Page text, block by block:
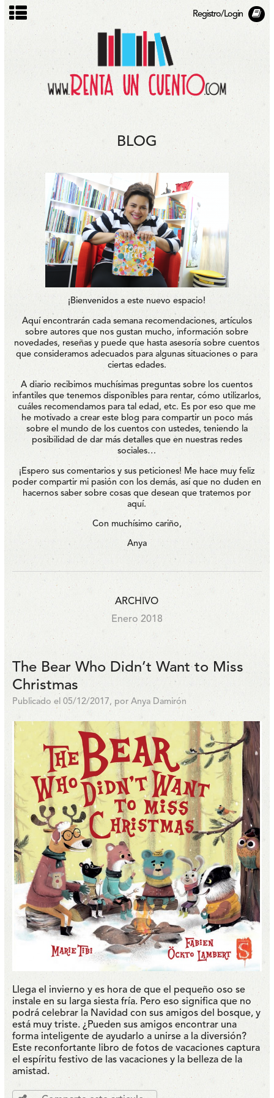
Registro/Login
BLOG
¡Bienvenidos a este nuevo espacio!
Aquí encontrarán cada semana recomendaciones, artículos
sobre autores que nos gustan mucho, información sobre
novedades, reseñas y puede que hasta asesoría sobre cuentos
que consideramos adecuados para algunas situaciones o para
ciertas edades.
A diario recibimos muchísimas preguntas sobre los cuentos
infantiles que tenemos disponibles para rentar, cómo utilizarlos,
cuáles recomendamos para tal edad, etc. Es por eso que me
he motivado a crear este blog para compartir un poco más
sobre el mundo de los cuentos con ustedes, teniendo la
posibilidad de dar más detalles que en nuestras redes
sociales…
¡Espero sus comentarios y sus peticiones! Me hace muy feliz
poder compartir mi pasión con los demás, así que no duden en
hacernos saber sobre cosas que desean que tratemos por
aquí.
Con muchísimo cariño,
Anya
ARCHIVO
Enero 2018
The Bear Who Didn’t Want to Miss
Christmas
Publicado el 05/12/2017, por Anya Damirón
Llega el invierno y es hora de que el pequeño oso se
instale en su larga siesta fría. Pero eso significa que no
podrá celebrar la Navidad con sus amigos del bosque, y
está muy triste. ¿Pueden sus amigos encontrar una
forma inteligente de ayudarlo a unirse a la diversión?
Este reconfortante libro de fotos de vacaciones captura
el espíritu festivo de las vacaciones y la belleza de la
amistad.